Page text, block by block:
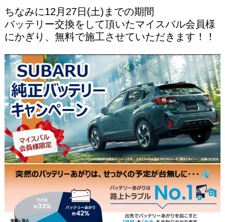
ちなみに12月27日(土)までの期間
バッテリー交換をして頂いたマイスバル会員様
にかぎり、無料で施工させていただきます！！